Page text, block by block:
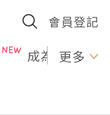
會員登記
成為U更多